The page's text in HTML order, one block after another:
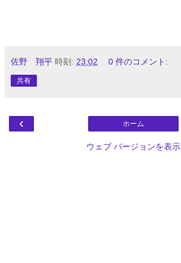
佐野 翔平 時刻: 23:02 0 件のコメント:
共有
‹ ホーム
ウェブ バージョンを表示